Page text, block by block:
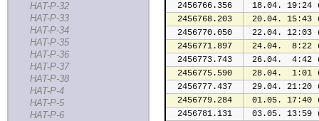
HAT-P-32
HAT-P-33
HAT-P-34
HAT-P-35
HAT-P-36
HAT-P-37
HAT-P-38
HAT-P-4
HAT-P-5
HAT-P-6
2456766.356
18.04. 19:24
2456768.203
20.04. 15:43
2456770.050
22.04. 12:03
2456771.897
24.04.  8:22
2456773.743
26.04.  4:42
2456775.590
28.04.  1:01
2456777.437
29.04. 21:20
2456779.284
01.05. 17:40
2456781.131
03.05. 13:59